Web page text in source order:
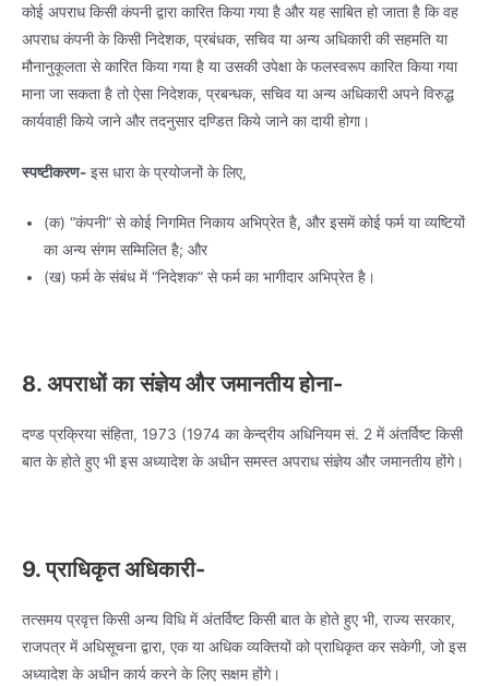
कोई अपराध किसी कंपनी द्वारा कारित किया गया है और यह साबित हो जाता है कि वह
अपराध कंपनी के किसी निदेशक, प्रबंधक, सचिव या अन्य अधिकारी की सहमति या
मौनानुकूलता से कारित किया गया है या उसकी उपेक्षा के फलस्वरूप कारित किया गया
माना जा सकता है तो ऐसा निदेशक, प्रबन्धक, सचिव या अन्य अधिकारी अपने विरुद्ध
कार्यवाही किये जाने और तदनुसार दण्डित किये जाने का दायी होगा।
स्पष्टीकरण- इस धारा के प्रयोजनों के लिए,
(क) “कंपनी” से कोई निगमित निकाय अभिप्रेत है, और इसमें कोई फर्म या व्यष्टियों
का अन्य संगम सम्मिलित है; और
(ख) फर्म के संबंध में “निदेशक” से फर्म का भागीदार अभिप्रेत है।
8. अपराधों का संज्ञेय और जमानतीय होना-
दण्ड प्रक्रिया संहिता, 1973 (1974 का केन्द्रीय अधिनियम सं. 2 में अंतर्विष्ट किसी
बात के होते हुए भी इस अध्यादेश के अधीन समस्त अपराध संज्ञेय और जमानतीय होंगे।
9. प्राधिकृत अधिकारी-
तत्समय प्रवृत्त किसी अन्य विधि में अंतर्विष्ट किसी बात के होते हुए भी, राज्य सरकार,
राजपत्र में अधिसूचना द्वारा, एक या अधिक व्यक्तियों को प्राधिकृत कर सकेगी, जो इस
अध्यादेश के अधीन कार्य करने के लिए सक्षम होंगे।